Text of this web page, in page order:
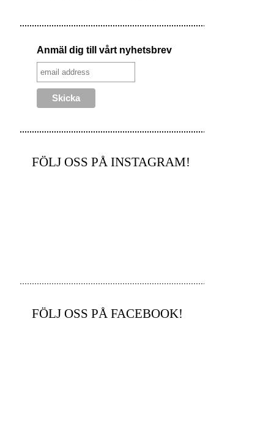
Anmäl dig till vårt nyhetsbrev
FÖLJ OSS PÅ INSTAGRAM!
FÖLJ OSS PÅ FACEBOOK!